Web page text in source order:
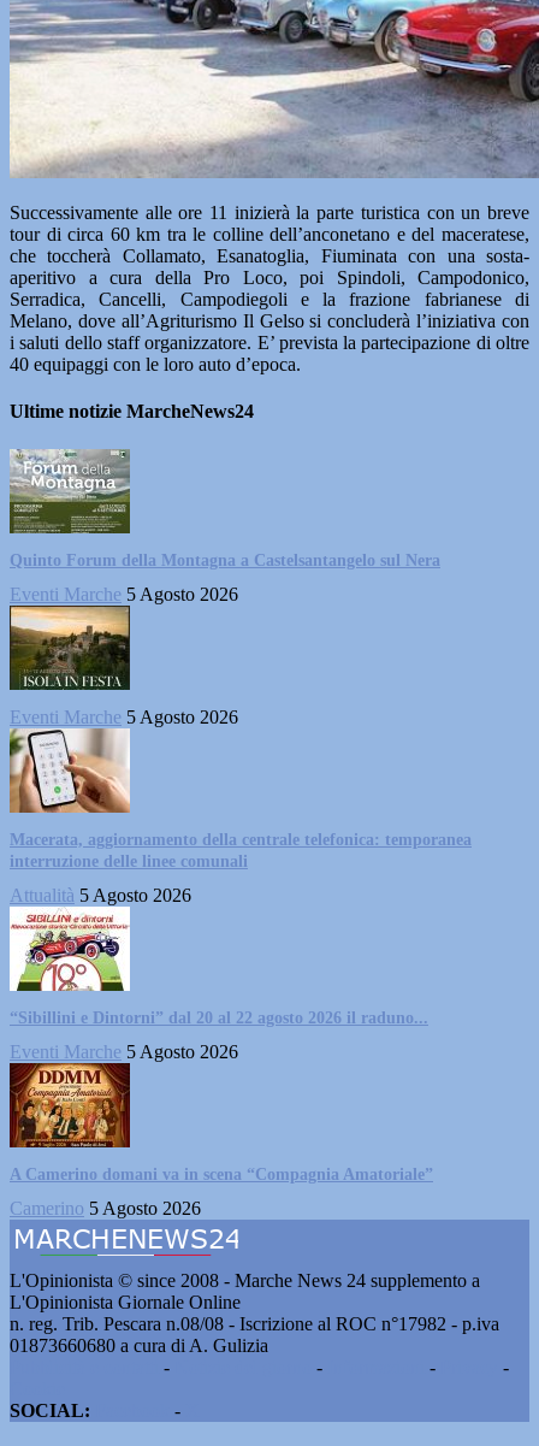
Successivamente alle ore 11 inizierà la parte turistica con un breve
tour di circa 60 km tra le colline dell’anconetano e del maceratese,
che toccherà Collamato, Esanatoglia, Fiuminata con una sosta-
aperitivo a cura della Pro Loco, poi Spindoli, Campodonico,
Serradica, Cancelli, Campodiegoli e la frazione fabrianese di
Melano, dove all’Agriturismo Il Gelso si concluderà l’iniziativa con
i saluti dello staff organizzatore. E’ prevista la partecipazione di oltre
40 equipaggi con le loro auto d’epoca.
Ultime notizie MarcheNews24
Quinto Forum della Montagna a Castelsantangelo sul Nera
Eventi Marche 5 Agosto 2026
Eventi Marche 5 Agosto 2026
Macerata, aggiornamento della centrale telefonica: temporanea
interruzione delle linee comunali
Attualità 5 Agosto 2026
“Sibillini e Dintorni” dal 20 al 22 agosto 2026 il raduno...
Eventi Marche 5 Agosto 2026
A Camerino domani va in scena “Compagnia Amatoriale”
Camerino 5 Agosto 2026
L'Opinionista © since 2008 - Marche News 24 supplemento a
L'Opinionista Giornale Online
n. reg. Trib. Pescara n.08/08 - Iscrizione al ROC n°17982 - p.iva
01873660680 a cura di A. Gulizia
- - -
-
SOCIAL:
-